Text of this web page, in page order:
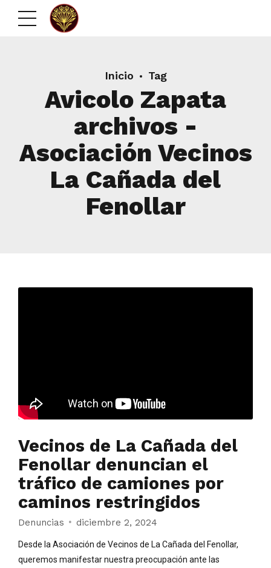
Inicio Tag
Avicolo Zapata
archivos -
Asociación Vecinos
La Cañada del
Fenollar
Vecinos de La Cañada del
Fenollar denuncian el
tráfico de camiones por
caminos restringidos
Denuncias diciembre 2, 2024
Desde la Asociación de Vecinos de La Cañada del Fenollar,
queremos manifestar nuestra preocupación ante las